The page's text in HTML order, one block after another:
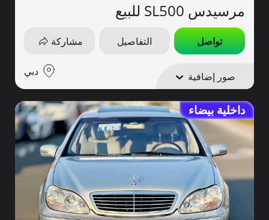
مرسيدس SL500 للبيع
تواصل التفاصيل مشاركة
صور إضافية دبي
داخلية بيضاء